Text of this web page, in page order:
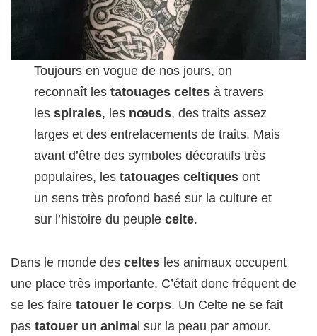
Toujours en vogue de nos jours, on
reconnaît lestatouages celtes à travers
lesspirales, les nœuds, des traits assez
larges et des entrelacements de traits. Mais
avant d’être des symboles décoratifs très
populaires, lestatouages celtiques ont
un sens très profond basé sur la culture et
sur l’histoire du peuplecelte.
Dans le monde des celtes les animaux occupent
une place très importante. C’était donc fréquent de
se les faire tatouer le corps. Un Celte ne se fait
pas tatouer un anima l sur la peau par amour.